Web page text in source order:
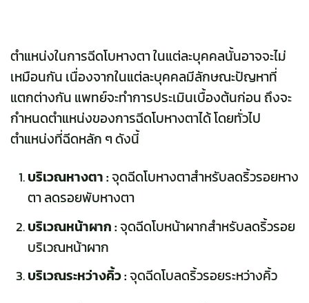
ตำแหน่งในการฉีดโบหางตา ในแต่ละบุคคลนั้นอาจจะไม่
เหมือนกัน เนื่องจากในแต่ละบุคคลมีลักษณะปัญหาที่
แตกต่างกัน แพทย์จะทำการประเมินเบื้องต้นก่อน ถึงจะ
กำหนดตำแหน่งของการฉีดโบหางตาได้ โดยทั่วไป
ตำแหน่งที่ฉีดหลัก ๆ ดังนี้
บริเวณหางตา :จุดฉีดโบหางตาสำหรับลดริ้วรอยหาง
ตา ลดรอยพับหางตา
บริเวณหน้าผาก :จุดฉีดโบหน้าผากสำหรับลดริ้วรอย
บริเวณหน้าผาก
บริเวณระหว่างคิ้ว :จุดฉีดโบลดริ้วรอยระหว่างคิ้ว